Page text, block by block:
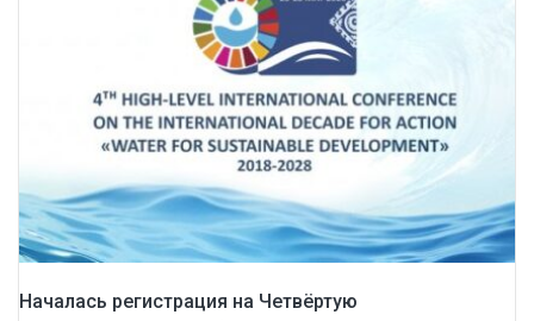
Началась регистрация на Четвёртую